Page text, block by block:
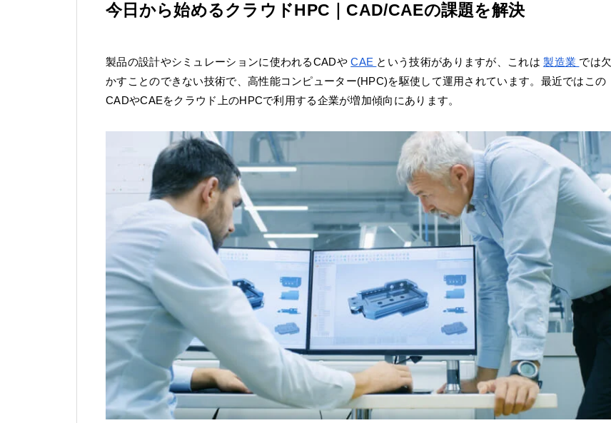
今日から始めるクラウドHPC｜CAD/CAEの課題を解決
製品の設計やシミュレーションに使われるCADやCAE という技術がありますが、これは製造業 では欠
かすことのできない技術で、高性能コンピューター(HPC)を駆使して運用されています。最近ではこの
CADやCAEをクラウド上のHPCで利用する企業が増加傾向にあります。